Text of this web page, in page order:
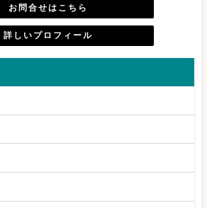
お問合せはこちら
詳しいプロフィール